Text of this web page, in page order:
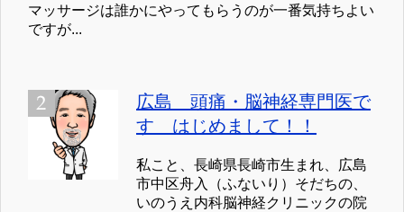
マッサージは誰かにやってもらうのが一番気持ちよい
ですが...
広島 頭痛・脳神経専門医で
す はじめまして！！
私こと、長崎県長崎市生まれ、広島
市中区舟入（ふないり）そだちの、
いのうえ内科脳神経クリニックの院